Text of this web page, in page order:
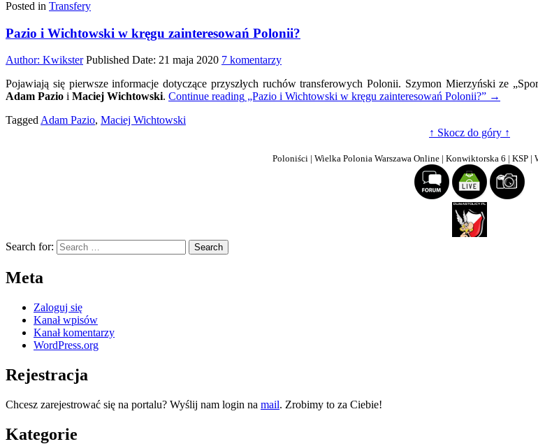
Posted in Transfery
Pazio i Wichtowski w kręgu zainteresowań Polonii?
Author: Kwikster Published Date: 21 maja 2020 7 komentarzydo
i
Wichtowski
Pojawiają się pierwsze informacje dotyczące przyszłych ruchów transferowych Polonii. Szymon Mierzyński ze
Adam Pazio i Maciej Wichtowski. Continue reading „Pazio i Wichtowski w kręgu zainteresowań Polonii?” →
Tagged Adam Pazio, Maciej Wichtowski
↑ Skocz do góry ↑
Poloniści | Wielka Polonia Warszawa Online | Konwiktorska 6 | KSP |
Search for:
Meta
Zaloguj się
Kanał wpisów
Kanał komentarzy
WordPress.org
Rejestracja
Chcesz zarejestrować się na portalu? Wyślij nam login na mail. Zrobimy to za Ciebie!
Kategorie